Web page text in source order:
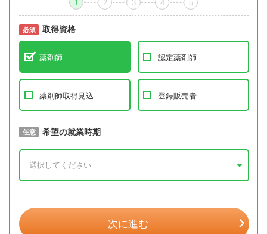
1 2 3 4 5
必須 取得資格
薬剤師 認定薬剤師
薬剤師取得見込 登録販売者
必須 取得予定年
任意 希望の就業時期
次に進む